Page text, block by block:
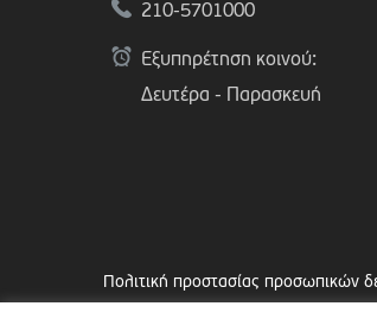
210-5701000
Εξυπηρέτηση κοινού:
Δευτέρα - Παρασκευή
Πολιτική προστασίας προσωπικών